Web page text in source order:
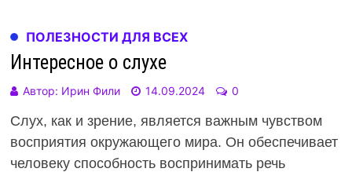
ПОЛЕЗНОСТИ ДЛЯ ВСЕХ
Интересное о слухе
Автор: Ирин Фили 14.09.2024 0
Слух, как и зрение, является важным чувством
восприятия окружающего мира. Он обеспечивает
человеку способность воспринимать речь